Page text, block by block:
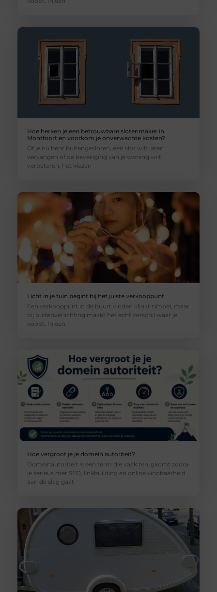
Hoe herken je een betrouwbare slotenmaker in
Montfoort en voorkom je onverwachte kosten?
Of je nu bent buitengesloten, een slot wilt laten
vervangen of de beveiliging van je woning wilt
verbeteren, het kiezen
Licht in je tuin begint bij het juiste verkooppunt
Een verkooppunt in de buurt vinden klinkt simpel, maar
bij buitenverlichting maakt het echt verschil waar je
koopt. In een
Hoe vergroot je je domein autoriteit?
Domeinautoriteit is een term die vaak terugkomt zodra
je serieus met SEO, linkbuilding en online vindbaarheid
aan de slag gaat.